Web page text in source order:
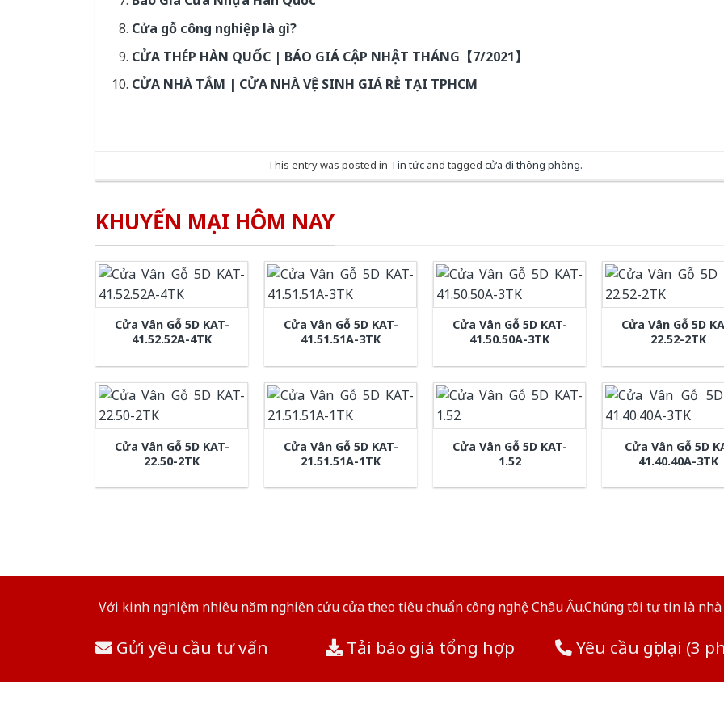
Cửa gỗ công nghiệp là gì?
CỬA THÉP HÀN QUỐC | BÁO GIÁ CẬP NHẬT THÁNG【7/2021】
CỬA NHÀ TẮM | CỬA NHÀ VỆ SINH GIÁ RẺ TẠI TPHCM
This entry was posted in Tin tức and tagged cửa đi thông phòng.
KHUYẾN MẠI HÔM NAY
Cửa Vân Gỗ 5D KAT-
41.52.52A-4TK
Cửa Vân Gỗ 5D KAT-
41.51.51A-3TK
Cửa Vân Gỗ 5D KAT-
41.50.50A-3TK
Cửa Vân Gỗ 5D
22.52-2TK
Cửa Vân Gỗ 5D KAT-
22.50-2TK
Cửa Vân Gỗ 5D KAT-
21.51.51A-1TK
Cửa Vân Gỗ 5D KAT-
1.52
Cửa Vân Gỗ 5D
41.40.40A-3TK
Với kinh nghiệm nhiêu năm nghiên cứu cửa theo tiêu chuẩn công nghệ Châu Âu.Chúng tôi tự tin là
Gửi yêu cầu tư vấn Tải báo giá tổng hợp Yêu cầu gọi lại (3